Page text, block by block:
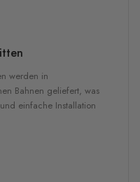
werden in
Bahnen geliefert, was
einfache Installation